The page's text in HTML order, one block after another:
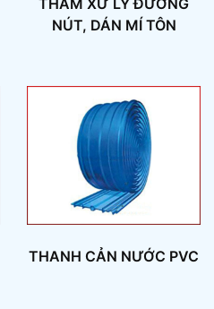
NÚT, DÁN MÍ TÔN
THANH CẢN NƯỚC PVC